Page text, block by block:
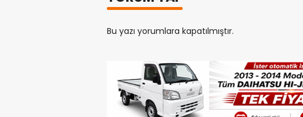
Bu yazı yorumlara kapatılmıştır.